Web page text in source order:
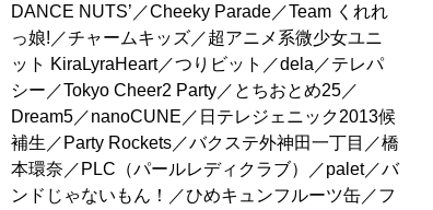
DANCE NUTS’／Cheeky Parade／Team くれれ
っ娘!／チャームキッズ／超アニメ系微少女ユニ
ット KiraLyraHeart／つりビット／dela／テレパ
シー／Tokyo Cheer2 Party／とちおとめ25／
Dream5／nanoCUNE／日テレジェニック2013候
補生／Party Rockets／バクステ外神田一丁目／橋
本環奈／PLC（パールレディクラブ）／palet／バ
ンドじゃないもん！／ひめキュンフルーツ缶／フ